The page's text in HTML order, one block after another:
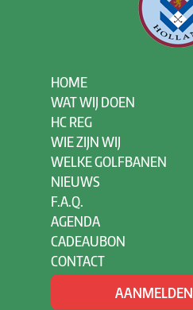
HOME
WAT WIJ DOEN
HC REG
WIE ZIJN WIJ
WELKE GOLFBANEN
NIEUWS
F.A.Q.
AGENDA
CADEAUBON
CONTACT
AANMELDEN